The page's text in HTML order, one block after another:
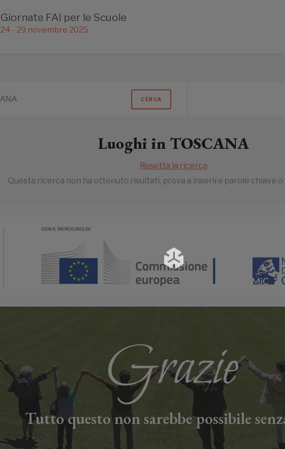
Giornate FAI per le Scuole
24 - 29 novembre 2025
CERCA
Luoghi in TOSCANA
Resetta la ricerca
Questa ricerca non ha ottenuto risultati, prova a inserire parole chiave
Tutto questo non sarebbe possibile